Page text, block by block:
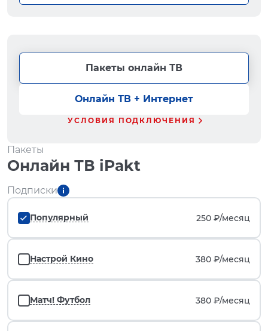
Пакеты онлайн ТВ
Онлайн ТВ + Интернет
УСЛОВИЯ ПОДКЛЮЧЕНИЯ
Пакеты
Онлайн ТВ iPakt
Подписки
Популярный 250 ₽/месяц
Настрой Кино 380 ₽/месяц
Матч! Футбол 380 ₽/месяц